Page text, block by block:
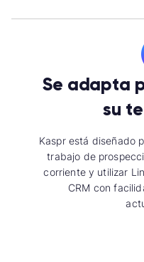
Se adapta
su
Kaspr está diseñado
trabajo de
corriente y utilizar
CRM con